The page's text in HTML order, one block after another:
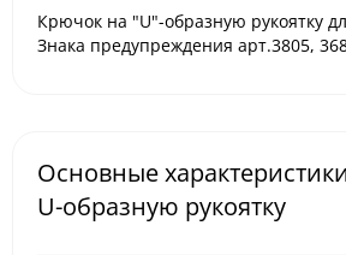
Крючок на "U"-образную рукоятку
Знака предупреждения арт.3805,
Основные
U-образную рукоятку